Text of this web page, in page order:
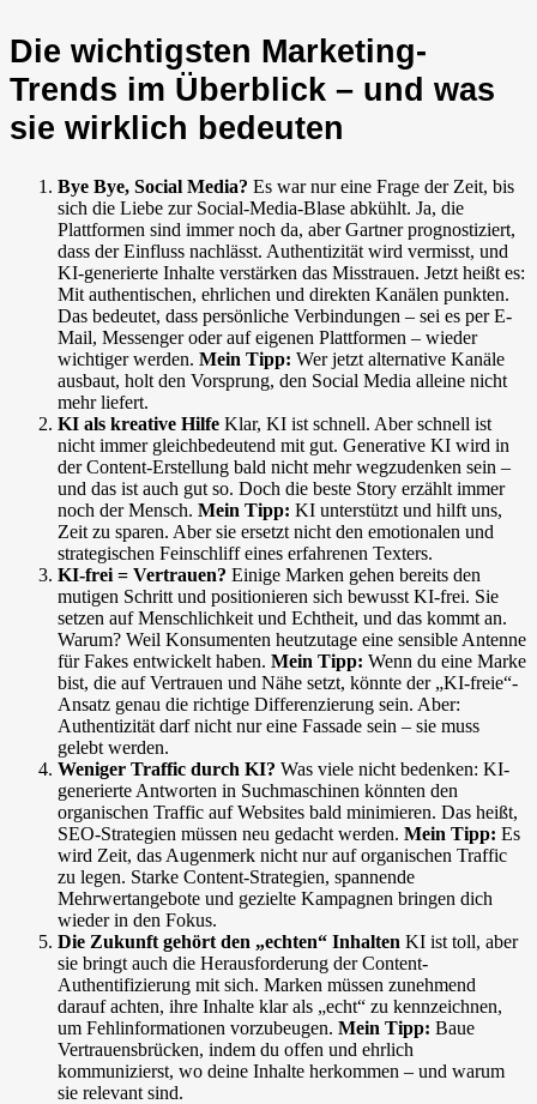
Die wichtigsten Marketing-
Trends im Überblick – und was
sie wirklich bedeuten
Bye Bye, Social Media? Es war nur eine Frage der Zeit, bis
sich die Liebe zur Social-Media-Blase abkühlt. Ja, die
Plattformen sind immer noch da, aber Gartner prognostiziert,
dass der Einfluss nachlässt. Authentizität wird vermisst, und
KI-generierte Inhalte verstärken das Misstrauen. Jetzt heißt es:
Mit authentischen, ehrlichen und direkten Kanälen punkten.
Das bedeutet, dass persönliche Verbindungen – sei es per E-
Mail, Messenger oder auf eigenen Plattformen – wieder
wichtiger werden. Mein Tipp: Wer jetzt alternative Kanäle
ausbaut, holt den Vorsprung, den Social Media alleine nicht
mehr liefert.
KI als kreative Hilfe Klar, KI ist schnell. Aber schnell ist
nicht immer gleichbedeutend mit gut. Generative KI wird in
der Content-Erstellung bald nicht mehr wegzudenken sein –
und das ist auch gut so. Doch die beste Story erzählt immer
noch der Mensch. Mein Tipp: KI unterstützt und hilft uns,
Zeit zu sparen. Aber sie ersetzt nicht den emotionalen und
strategischen Feinschliff eines erfahrenen Texters.
KI-frei = Vertrauen? Einige Marken gehen bereits den
mutigen Schritt und positionieren sich bewusst KI-frei. Sie
setzen auf Menschlichkeit und Echtheit, und das kommt an.
Warum? Weil Konsumenten heutzutage eine sensible Antenne
für Fakes entwickelt haben. Mein Tipp: Wenn du eine Marke
bist, die auf Vertrauen und Nähe setzt, könnte der „KI-freie“-
Ansatz genau die richtige Differenzierung sein. Aber:
Authentizität darf nicht nur eine Fassade sein – sie muss
gelebt werden.
Weniger Traffic durch KI? Was viele nicht bedenken: KI-
generierte Antworten in Suchmaschinen könnten den
organischen Traffic auf Websites bald minimieren. Das heißt,
SEO-Strategien müssen neu gedacht werden. Mein Tipp: Es
wird Zeit, das Augenmerk nicht nur auf organischen Traffic
zu legen. Starke Content-Strategien, spannende
Mehrwertangebote und gezielte Kampagnen bringen dich
wieder in den Fokus.
Die Zukunft gehört den „echten“ Inhalten KI ist toll, aber
sie bringt auch die Herausforderung der Content-
Authentifizierung mit sich. Marken müssen zunehmend
darauf achten, ihre Inhalte klar als „echt“ zu kennzeichnen,
um Fehlinformationen vorzubeugen. Mein Tipp: Baue
Vertrauensbrücken, indem du offen und ehrlich
kommunizierst, wo deine Inhalte herkommen – und warum
sie relevant sind.